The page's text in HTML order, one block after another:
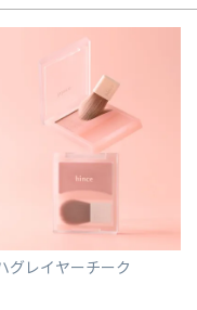
グレイヤーチーク